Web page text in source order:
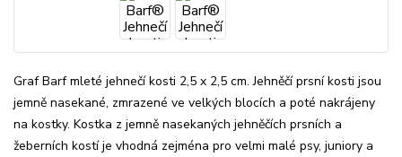
Graf Barf mleté jehnečí kosti 2,5 x 2,5 cm. Jehněčí prsní kosti jsou
jemně nasekané, zmrazené ve velkých blocích a poté nakrájeny
na kostky. Kostka z jemně nasekaných jehněčích prsních a
žeberních kostí je vhodná zejména pro velmi malé psy, juniory a